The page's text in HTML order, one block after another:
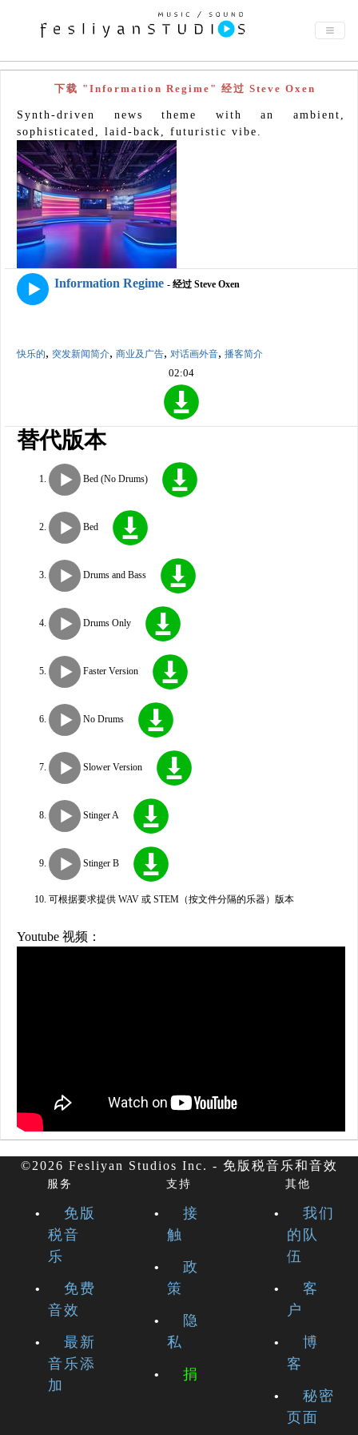
下载 "Information Regime" 经过 Steve Oxen
Synth-driven news theme with an ambient,
sophisticated, laid-back, futuristic vibe.
Information Regime - 经过 Steve Oxen
快乐的, 突发新闻简介, 商业及广告, 对话画外音, 播客简介
02:04
替代版本
Bed (No Drums)
Bed
Drums and Bass
Drums Only
Faster Version
No Drums
Slower Version
Stinger A
Stinger B
可根据要求提供 WAV 或 STEM（按文件分隔的乐器）版本
Youtube 视频：
©2026 Fesliyan Studios Inc. - 免版税音乐和音效
服务
免版
税音
乐
免费
音效
最新
音乐添
加
支持
接
触
政
策
隐
私
捐
其他
我们
的队
伍
客
户
博
客
秘密
页面